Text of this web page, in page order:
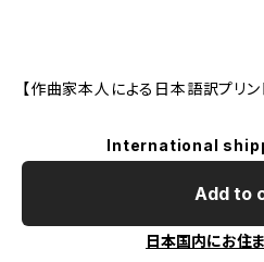
【作曲家本人による日本語訳プリント
International
Add to
日本国内にお住